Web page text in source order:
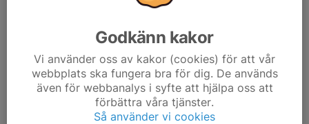
Godkänn kakor
Vi använder oss av kakor (cookies) för att vår
webbplats ska fungera bra för dig. De används
även för webbanalys i syfte att hjälpa oss att
förbättra våra tjänster.
Så använder vi cookies